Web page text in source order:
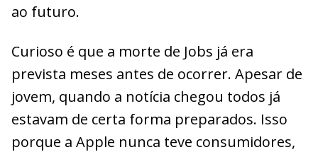
ao futuro.
Curioso é que a morte de Jobs já era
prevista meses antes de ocorrer. Apesar de
jovem, quando a notícia chegou todos já
estavam de certa forma preparados. Isso
porque a Apple nunca teve consumidores,